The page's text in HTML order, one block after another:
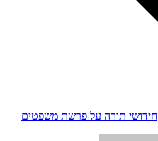
חידושי תורה על פרשת משפטים